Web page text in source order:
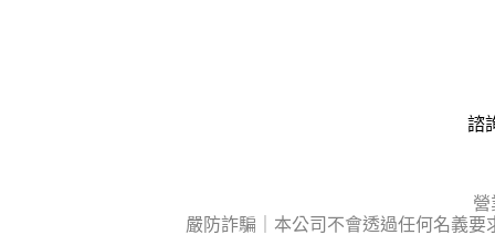
諮
營
嚴防詐騙｜本公司不會透過任何名義